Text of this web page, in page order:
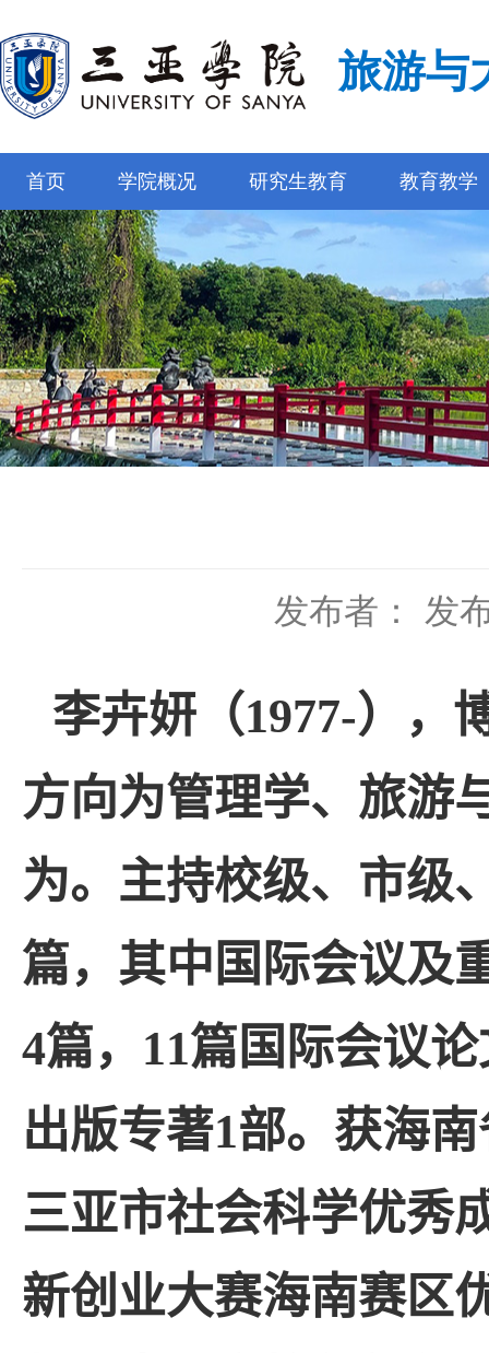
旅游与
首页 学院概况 研究生教育 教育教学
发布者： 发
李卉妍（1977-），
方向为管理学、旅游
为。主持校级、市级
篇，其中国际会议及
4篇， 11篇国际会议
出版专著1部。获海
三亚市社会科学优秀
新创业大赛海南赛区